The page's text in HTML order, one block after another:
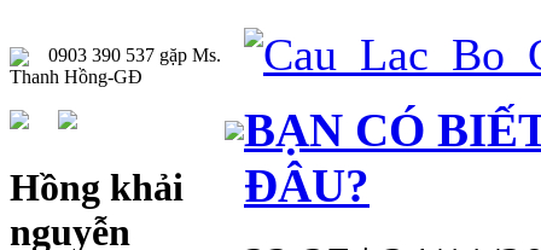
0903 390 537 gặp Ms.
Thanh Hồng-GĐ
Hồng khải
nguyễn
BẠN CÓ
ĐÂU?